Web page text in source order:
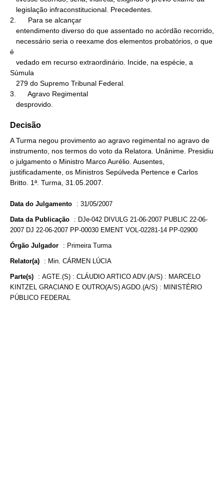
2.      Para se alcançar
é
Súmula
3.      Agravo Regimental
   desprovido.
Decisão
A Turma negou provimento ao agravo regimental no agravo de
instrumento, nos termos do voto da Relatora. Unânime. Presidiu
o julgamento o Ministro Marco Aurélio. Ausentes,
justificadamente, os Ministros Sepúlveda Pertence e Carlos
Britto. 1ª. Turma, 31.05.2007.
Data do Julgamento : 31/05/2007
Data da Publicação : DJe-042 DIVULG 21-06-2007 PUBLIC 22-06-
2007 DJ 22-06-2007 PP-00030 EMENT VOL-02281-14 PP-02900
Órgão Julgador : Primeira Turma
Relator(a) : Min. CÁRMEN LÚCIA
Parte(s) : AGTE.(S) : CLÁUDIO ARTICO ADV.(A/S) : MARCELO
KINTZEL GRACIANO E OUTRO(A/S) AGDO.(A/S) : MINISTÉRIO
PÚBLICO FEDERAL